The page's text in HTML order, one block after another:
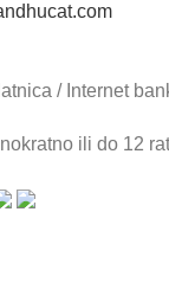
/ Internet
ili do 12